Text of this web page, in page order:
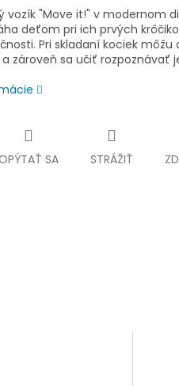
vozík "Move it!" v modernom
deťom pri ich prvých
Pri skladaní kociek
zároveň sa učiť rozpoznávať
SA STRÁŽIŤ